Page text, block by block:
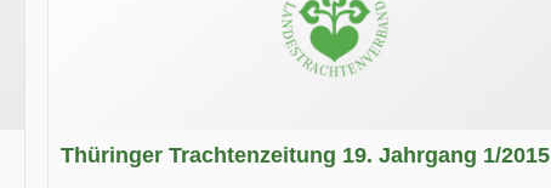
Thüringer Trachtenzeitung 19. Jahrgang 1/2015